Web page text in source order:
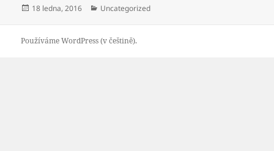
Publikováno:
18 ledna, 2016 Rubriky:
Uncategorized
Používáme WordPress (v češtině).